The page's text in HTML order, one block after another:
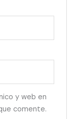
y web en
comente.